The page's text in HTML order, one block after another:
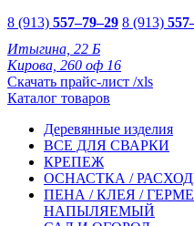
8 (913) 557–79–29 8 (913)
Итыгина, 22 Б
Кирова, 260 оф 16
Скачать прайс-лист /xls
Каталог товаров
Деревянные изделия
ВСЕ ДЛЯ СВАРКИ
КРЕПЕЖ
ОСНАСТКА /
ПЕНА / КЛЕЯ /
НАПЫЛЯЕМЫЙ